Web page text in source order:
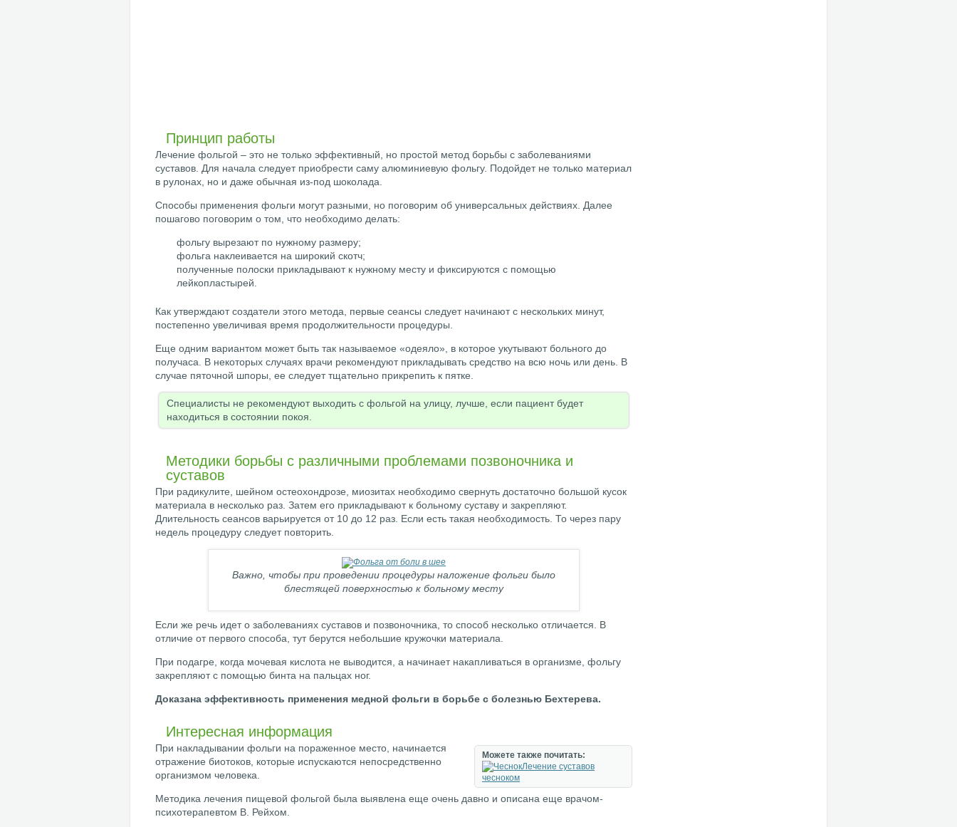
Принцип работы
Лечение фольгой – это не только эффективный, но простой метод борьбы с заболеваниями
суставов. Для начала следует приобрести саму алюминиевую фольгу. Подойдет не только материал
в рулонах, но и даже обычная из-под шоколада.
Способы применения фольги могут разными, но поговорим об универсальных действиях. Далее
пошагово поговорим о том, что необходимо делать:
фольгу вырезают по нужному размеру;
фольга наклеивается на широкий скотч;
полученные полоски прикладывают к нужному месту и фиксируются с помощью
лейкопластырей.
Как утверждают создатели этого метода, первые сеансы следует начинают с нескольких минут,
постепенно увеличивая время продолжительности процедуры.
Еще одним вариантом может быть так называемое «одеяло», в которое укутывают больного до
получаса. В некоторых случаях врачи рекомендуют прикладывать средство на всю ночь или день. В
случае пяточной шпоры, ее следует тщательно прикрепить к пятке.
Специалисты не рекомендуют выходить с фольгой на улицу, лучше, если пациент будет
находиться в состоянии покоя.
Методики борьбы с различными проблемами позвоночника и
суставов
При радикулите, шейном остеохондрозе, миозитах необходимо свернуть достаточно большой кусок
материала в несколько раз. Затем его прикладывают к больному суставу и закрепляют.
Длительность сеансов варьируется от 10 до 12 раз. Если есть такая необходимость. То через пару
недель процедуру следует повторить.
Важно, чтобы при проведении процедуры наложение фольги было
блестящей поверхностью к больному месту
Если же речь идет о заболеваниях суставов и позвоночника, то способ несколько отличается. В
отличие от первого способа, тут берутся небольшие кружочки материала.
При подагре, когда мочевая кислота не выводится, а начинает накапливаться в организме, фольгу
закрепляют с помощью бинта на пальцах ног.
Доказана эффективность применения медной фольги в борьбе с болезнью Бехтерева.
Интересная информация
Можете также почитать:
Лечение суставов
чесноком
При накладывании фольги на пораженное место, начинается
отражение биотоков, которые испускаются непосредственно
организмом человека.
Методика лечения пищевой фольгой была выявлена еще очень давно и описана еще врачом-
психотерапевтом В. Рейхом.